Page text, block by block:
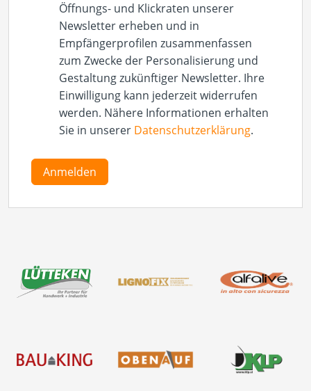
Öffnungs- und Klickraten unserer
Newsletter erheben und in
Empfängerprofilen zusammenfassen
zum Zwecke der Personalisierung und
Gestaltung zukünftiger Newsletter. Ihre
Einwilligung kann jederzeit widerrufen
werden. Nähere Informationen erhalten
Sie in unserer Datenschutzerklärung.